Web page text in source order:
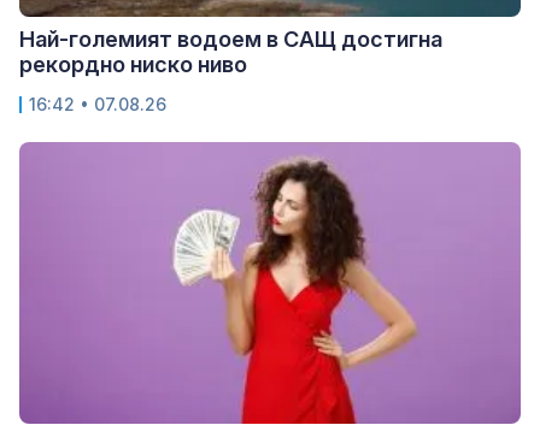
Най-големият водоем в САЩ достигна
рекордно ниско ниво
16:42 • 07.08.26